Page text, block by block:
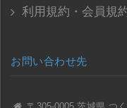
利用規約・会員規
お問い合わせ先